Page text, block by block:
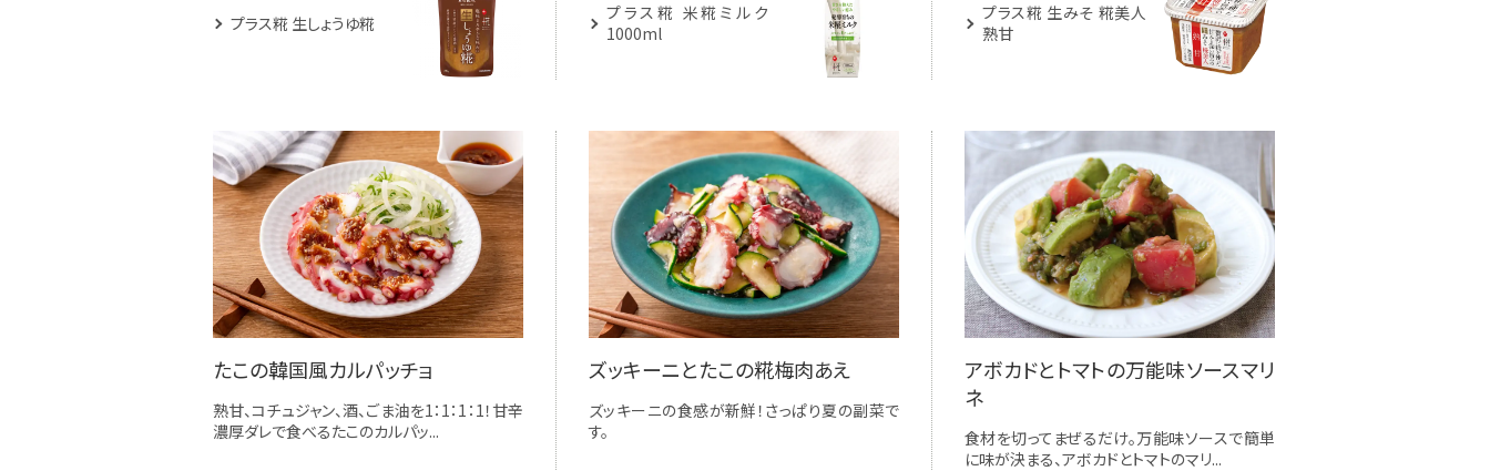
プラス糀 生しょうゆ糀
プラス糀 米糀ミルク
1000ml
プラス糀 生みそ 糀美人
熟甘
たこの韓国風カルパッチョ
熟甘、コチュジャン、酒、ごま油を1：1：1：1！甘辛
濃厚ダレで食べるたこのカルパッ...
ズッキーニとたこの糀梅肉あえ
ズッキーニの食感が新鮮！さっぱり夏の副菜で
す。
アボカドとトマトの万能味ソースマリ
ネ
食材を切ってまぜるだけ。万能味ソースで簡単
に味が決まる、アボカドとトマトのマリ...